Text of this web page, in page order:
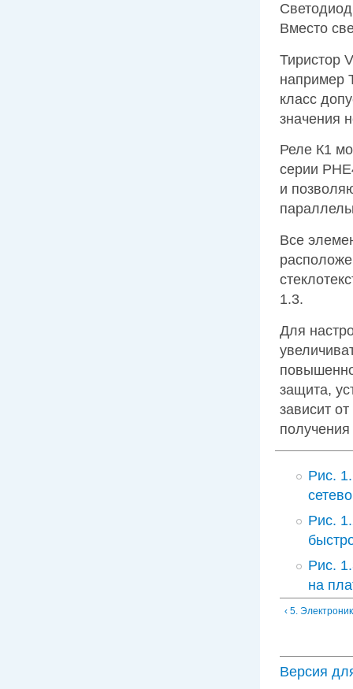
Вместо
Тиристор
например
класс
значения
Реле К1
серии
и
Все
1.3.
Для
защита,
зависит
Рис.
Рис.
Рис.
на
‹ 5.
Версия